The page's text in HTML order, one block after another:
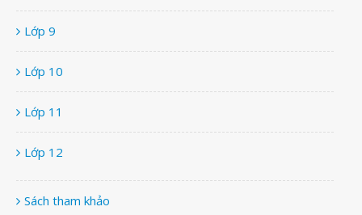
Lớp 9
Lớp 10
Lớp 11
Lớp 12
Sách tham khảo